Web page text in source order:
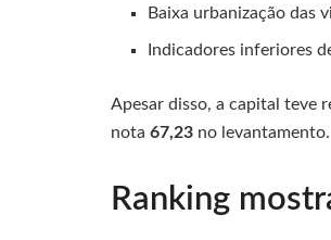
Baixa urbanização das
Indicadores inferiores
Apesar disso, a capital teve
nota 67,23 no levantamento.
Ranking